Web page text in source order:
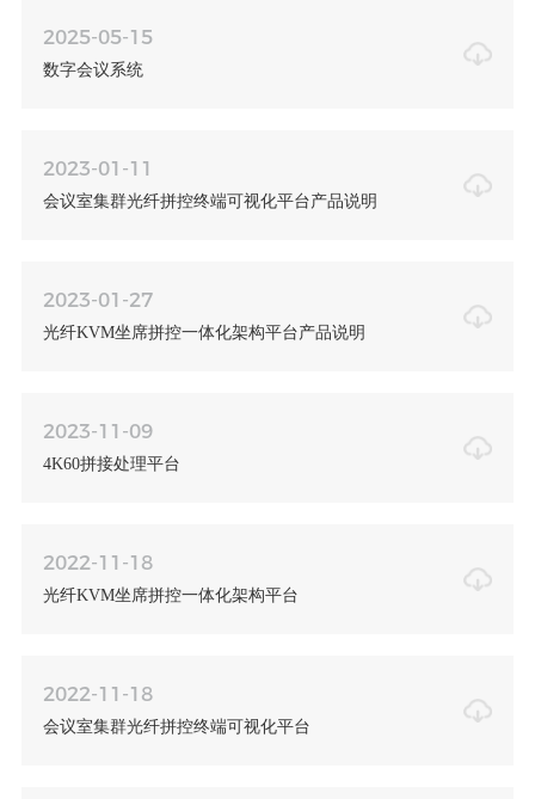
2025-05-15
数字会议系统
2023-01-11
会议室集群光纤拼控终端可视化平台产品说明
2023-01-27
光纤KVM坐席拼控一体化架构平台产品说明
2023-11-09
4K60拼接处理平台
2022-11-18
光纤KVM坐席拼控一体化架构平台
2022-11-18
会议室集群光纤拼控终端可视化平台